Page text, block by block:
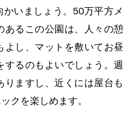
いましょう。50万平方メ
あるこの公園は、人々の憩
よし、マットを敷いてお昼
るのもよいでしょう。週
ますし、近くには屋台も
クを楽しめます。